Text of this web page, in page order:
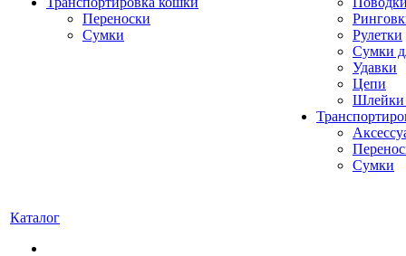
Переноски
Сумки
Рулетки
Сумки
Удавки
Цепи
Шлейки
Сумки
Каталог